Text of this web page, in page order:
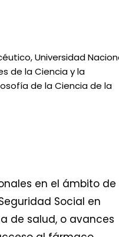
Universidad
de la Ciencia y la
de la Ciencia de la
en el ámbito de
Social en
de salud, o avances